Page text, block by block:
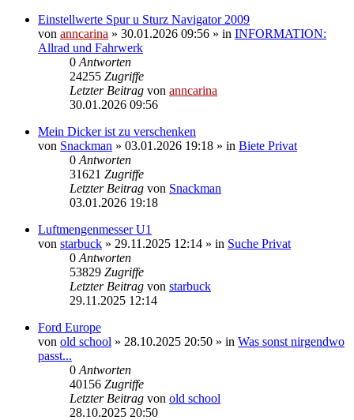
Einstellwerte Spur u Sturz Navigator 2009
von anncarina » 30.01.2026 09:56 » in INFORMATION:
Allrad und Fahrwerk
0 Antworten
24255 Zugriffe
Letzter Beitrag von anncarina
30.01.2026 09:56
Mein Dicker ist zu verschenken
von Snackman » 03.01.2026 19:18 » in Biete Privat
0 Antworten
31621 Zugriffe
Letzter Beitrag von Snackman
03.01.2026 19:18
Luftmengenmesser U1
von starbuck » 29.11.2025 12:14 » in Suche Privat
0 Antworten
53829 Zugriffe
Letzter Beitrag von starbuck
29.11.2025 12:14
Ford Europe
von old school » 28.10.2025 20:50 » in Was sonst nirgendwo
passt...
0 Antworten
40156 Zugriffe
Letzter Beitrag von old school
28.10.2025 20:50